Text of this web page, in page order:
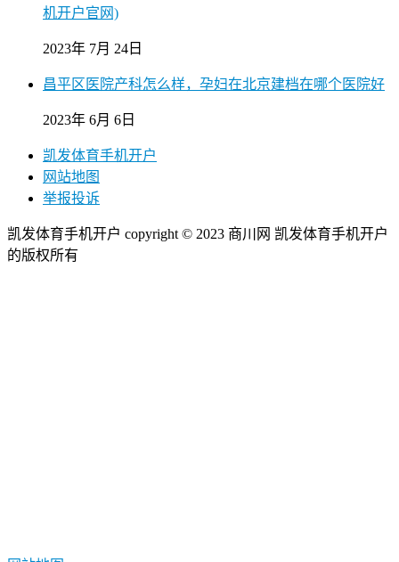
机开户官网)
2023年 7月 24日
昌平区医院产科怎么样，孕妇在北京建档在哪个医院好
2023年 6月 6日
凯发体育手机开户
网站地图
举报投诉
凯发体育手机开户 copyright © 2023 商川网 凯发体育手机开户
的版权所有